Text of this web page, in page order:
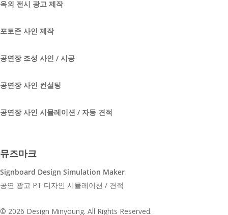
옥외 전시 광고 제작
포토존 사인 제작
공연장 조성 사인 / 시공
공연장 사인 컨설팅
공연장 사인 시뮬레이션 / 자동 견적
뮤즈마크
Signboard Design Simulation Maker
공연 광고 PT 디자인 시뮬레이션 / 견적
© 2026 Design Minyoung. All Rights Reserved.